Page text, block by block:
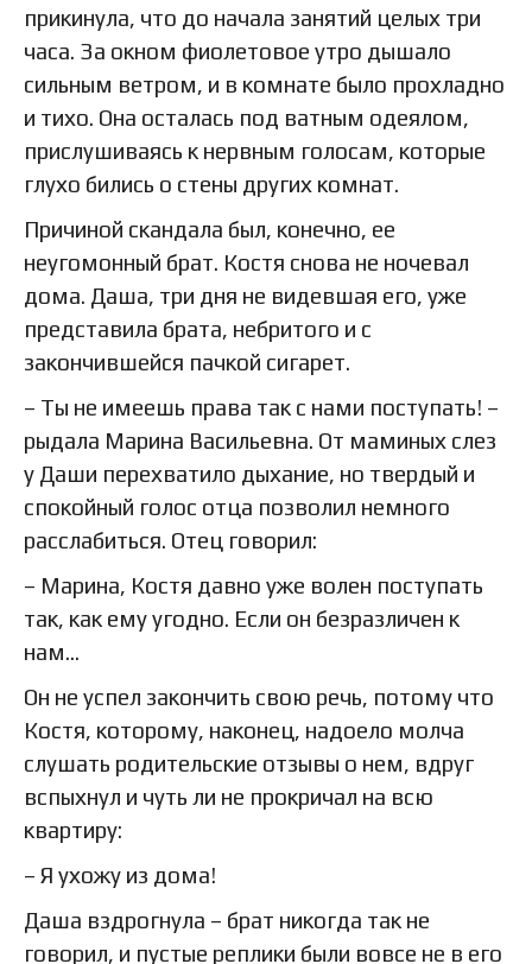
прикинула, что до начала занятий целых три
часа. За окном фиолетовое утро дышало
сильным ветром, и в комнате было прохладно
и тихо. Она осталась под ватным одеялом,
прислушиваясь к нервным голосам, которые
глухо бились о стены других комнат.
Причиной скандала был, конечно, ее
неугомонный брат. Костя снова не ночевал
дома. Даша, три дня не видевшая его, уже
представила брата, небритого и с
закончившейся пачкой сигарет.
– Ты не имеешь права так с нами поступать! –
рыдала Марина Васильевна. От маминых слез
у Даши перехватило дыхание, но твердый и
спокойный голос отца позволил немного
расслабиться. Отец говорил:
– Марина, Костя давно уже волен поступать
так, как ему угодно. Если он безразличен к
нам...
Он не успел закончить свою речь, потому что
Костя, которому, наконец, надоело молча
слушать родительские отзывы о нем, вдруг
вспыхнул и чуть ли не прокричал на всю
квартиру:
– Я ухожу из дома!
Даша вздрогнула – брат никогда так не
говорил, и пустые реплики были вовсе не в его